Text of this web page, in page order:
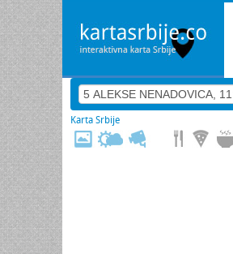
Karta Srbije